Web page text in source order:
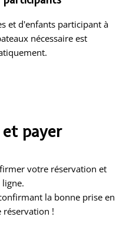
et d'enfants participant à
nécessaire est
payer
votre réservation et
ligne.
la bonne prise en
réservation !